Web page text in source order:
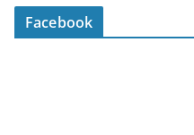
Facebook